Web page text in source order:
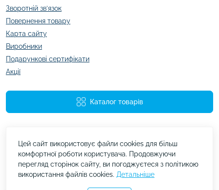
Зворотній зв’язок
Повернення товару
Карта сайту
Виробники
Подарункові сертифікати
Акції
Каталог товарів
kazachok.com.ua © 2026
Цей сайт використовує файли cookies для більш
комфортної роботи користувача. Продовжуючи
перегляд сторінок сайту, ви погоджуєтеся з політикою
використання файлів cookies. Детальніше